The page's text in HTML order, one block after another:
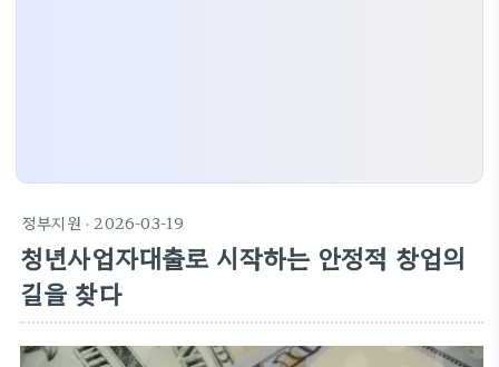
정부지원 · 2026-03-19
청년사업자대출로 시작하는 안정적 창업의
길을 찾다